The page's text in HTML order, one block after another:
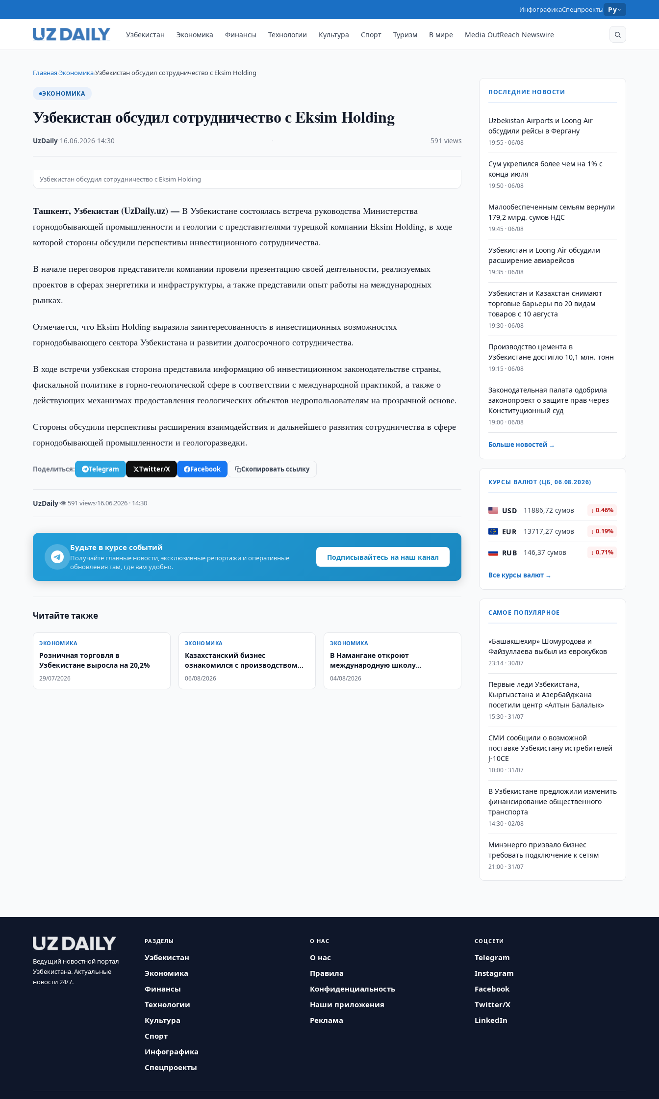
ИнфографикаСпецпроекты Ру
Узбекистан Экономика Финансы Технологии Культура Спорт Туризм В мире Media OutReach Newswire
Главная›Экономика›Узбекистан обсудил сотрудничество с Eksim Holding
ЭКОНОМИКА
Узбекистан обсудил сотрудничество с Eksim Holding
UzDaily 16.06.2026 14:30 591 views
Узбекистан обсудил сотрудничество с Eksim Holding
Ташкент, Узбекистан (UzDaily.uz) —В Узбекистане состоялась встреча руководства Министерства
горнодобывающей промышленности и геологии с представителями турецкой компании Eksim Holding, в ходе
которой стороны обсудили перспективы инвестиционного сотрудничества.
В начале переговоров представители компании провели презентацию своей деятельности, реализуемых
проектов в сферах энергетики и инфраструктуры, а также представили опыт работы на международных
рынках.
Отмечается, что Eksim Holding выразила заинтересованность в инвестиционных возможностях
горнодобывающего сектора Узбекистана и развитии долгосрочного сотрудничества.
В ходе встречи узбекская сторона представила информацию об инвестиционном законодательстве страны,
фискальной политике в горно-геологической сфере в соответствии с международной практикой, а также о
действующих механизмах предоставления геологических объектов недропользователям на прозрачной основе.
Стороны обсудили перспективы расширения взаимодействия и дальнейшего развития сотрудничества в сфере
горнодобывающей промышленности и геологоразведки.
Поделиться: Telegram Twitter/X Facebook Скопировать ссылку
UzDaily·👁 591 views·16.06.2026 · 14:30
Будьте в курсе событий
Получайте главные новости, эксклюзивные репортажи и оперативные
обновления там, где вам удобно.
Подписывайтесь на наш канал
Читайте также
ЭКОНОМИКА
Розничная торговля в
Узбекистане выросла на 20,2%
29/07/2026
ЭКОНОМИКА
Казахстанский бизнес
ознакомился с производством
TEXNOPARK
06/08/2026
ЭКОНОМИКА
В Намангане откроют
международную школу
сварщиков
04/08/2026
ПОСЛЕДНИЕ НОВОСТИ
Uzbekistan Airports и Loong Air
обсудили рейсы в Фергану
19:55 · 06/08
Сум укрепился более чем на 1% с
конца июля
19:50 · 06/08
Малообеспеченным семьям вернули
179,2 млрд. сумов НДС
19:45 · 06/08
Узбекистан и Loong Air обсудили
расширение авиарейсов
19:35 · 06/08
Узбекистан и Казахстан снимают
торговые барьеры по 20 видам
товаров с 10 августа
19:30 · 06/08
Производство цемента в
Узбекистане достигло 10,1 млн. тонн
19:15 · 06/08
Законодательная палата одобрила
законопроект о защите прав через
Конституционный суд
19:00 · 06/08
Больше новостей →
КУРСЫ ВАЛЮТ (ЦБ, 06.08.2026)
USD 11886,72 сумов ↓ 0.46%
EUR 13717,27 сумов ↓ 0.19%
RUB 146,37 сумов ↓ 0.71%
Все курсы валют →
САМОЕ ПОПУЛЯРНОЕ
«Башакшехир» Шомуродова и
Файзуллаева выбыл из еврокубков
23:14 · 30/07
Первые леди Узбекистана,
Кыргызстана и Азербайджана
посетили центр «Алтын Балалык»
15:30 · 31/07
СМИ сообщили о возможной
поставке Узбекистану истребителей
J-10CE
10:00 · 31/07
В Узбекистане предложили изменить
финансирование общественного
транспорта
14:30 · 02/08
Минэнерго призвало бизнес
требовать подключение к сетям
21:00 · 31/07
Ведущий новостной портал
Узбекистана. Актуальные
новости 24/7.
РАЗДЕЛЫ
Узбекистан
Экономика
Финансы
Технологии
Культура
Спорт
Инфографика
Спецпроекты
О НАС
О нас
Правила
Конфиденциальность
Наши приложения
Реклама
СОЦСЕТИ
Telegram
Instagram
Facebook
Twitter/X
LinkedIn